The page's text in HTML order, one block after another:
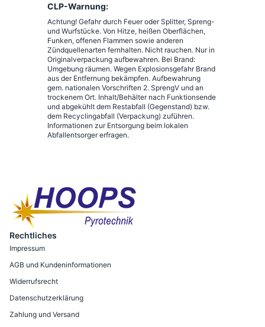
CLP-Warnung:
Achtung! Gefahr durch Feuer oder Splitter, Spreng-
und Wurfstücke. Von Hitze, heißen Oberflächen,
Funken, offenen Flammen sowie anderen
Zündquellenarten fernhalten. Nicht rauchen. Nur in
Originalverpackung aufbewahren. Bei Brand:
Umgebung räumen. Wegen Explosionsgefahr Brand
aus der Entfernung bekämpfen. Aufbewahrung
gem. nationalen Vorschriften 2. SprengV und an
trockenem Ort. Inhalt/Behälter nach Funktionsende
und abgekühlt dem Restabfall (Gegenstand) bzw.
dem Recyclingabfall (Verpackung) zuführen.
Informationen zur Entsorgung beim lokalen
Abfallentsorger erfragen.
Rechtliches
Impressum
AGB und Kundeninformationen
Widerrufsrecht
Datenschutzerklärung
Zahlung und Versand